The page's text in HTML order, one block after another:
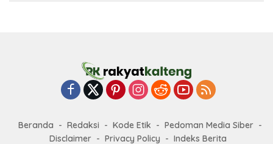
Beranda Redaksi Kode Etik
Pedoman Media Siber
Disclaimer
Privacy Policy Indeks Berita